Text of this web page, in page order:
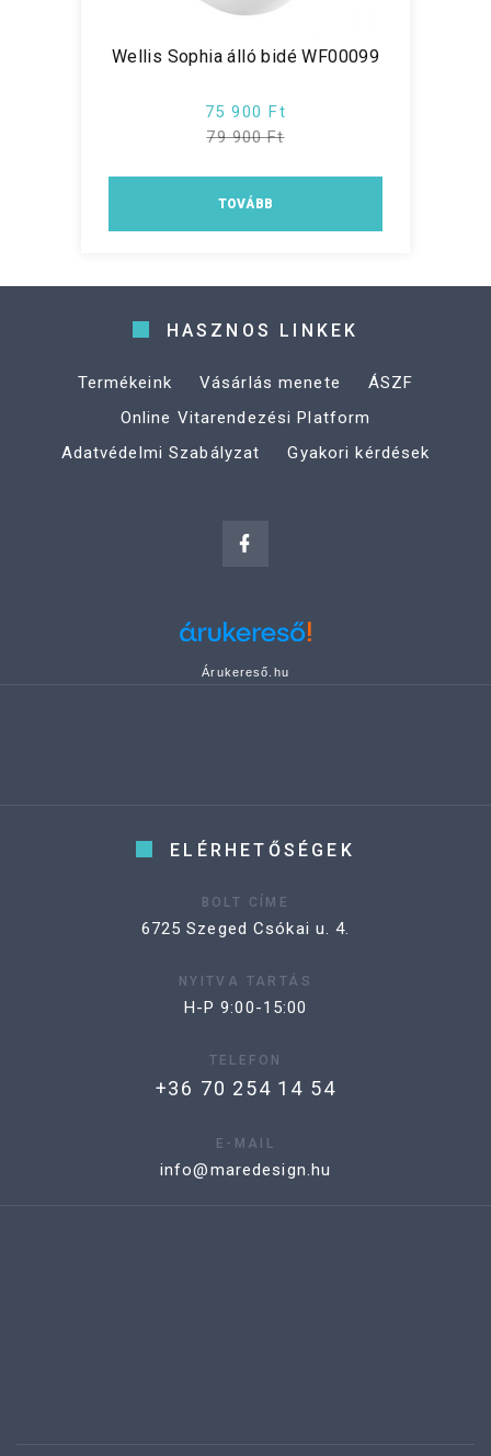
Wellis Sophia álló bidé WF00099
75 900 Ft
79 900 Ft
TOVÁBB
HASZNOS LINKEK
Termékeink Vásárlás menete
ÁSZF
Online Vitarendezési Platform
Adatvédelmi Szabályzat
Gyakori kérdések
Árukereső.hu
ELÉRHETŐSÉGEK
BOLT CÍME
6725 Szeged Csókai u. 4.
NYITVA TARTÁS
H-P 9:00-15:00
TELEFON
+36 70 254 14 54
E-MAIL
info@maredesign.hu